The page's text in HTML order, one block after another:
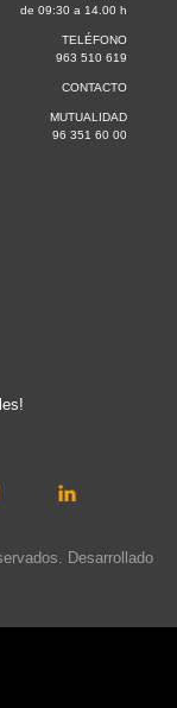
de 09:30 a 14.00 h
TELÉFONO
963 510 619
CONTACTO
MUTUALIDAD
96 351 60 00
Desarrollado